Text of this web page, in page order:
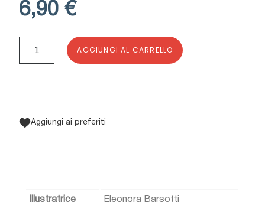
6,90 €
AGGIUNGI AL CARRELLO
Aggiungi ai preferiti
Illustratrice Eleonora Barsotti